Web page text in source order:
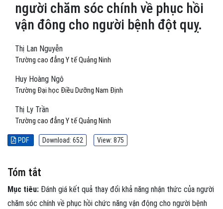
người chăm sóc chính về phục hồi
vận đông cho người bệnh đột quỵ.
Thị Lan Nguyễn
Trường cao đẳng Y tế Quảng Ninh
Huy Hoàng Ngô
Trường Đại học Điều Dưỡng Nam Định
Thị Ly Trần
Trường cao đẳng Y tế Quảng Ninh
PDF Download: 652 View: 875
Tóm tắt
Mục tiêu: Đánh giá kết quả thay đổi khả năng nhận thức của người
chăm sóc chính về phục hồi chức năng vận động cho người bệnh